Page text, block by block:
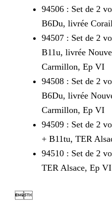
94506 : Set de 2
B6Du, livrée
94507 : Set de 2
B11u, livrée
Carmillon, Ep VI
94508 : Set de 2
B6Du, livrée
Carmillon, Ep VI
94509 : Set de 2
+ B11tu, TER
94510 : Set de 2
TER Alsace, Ep VI
